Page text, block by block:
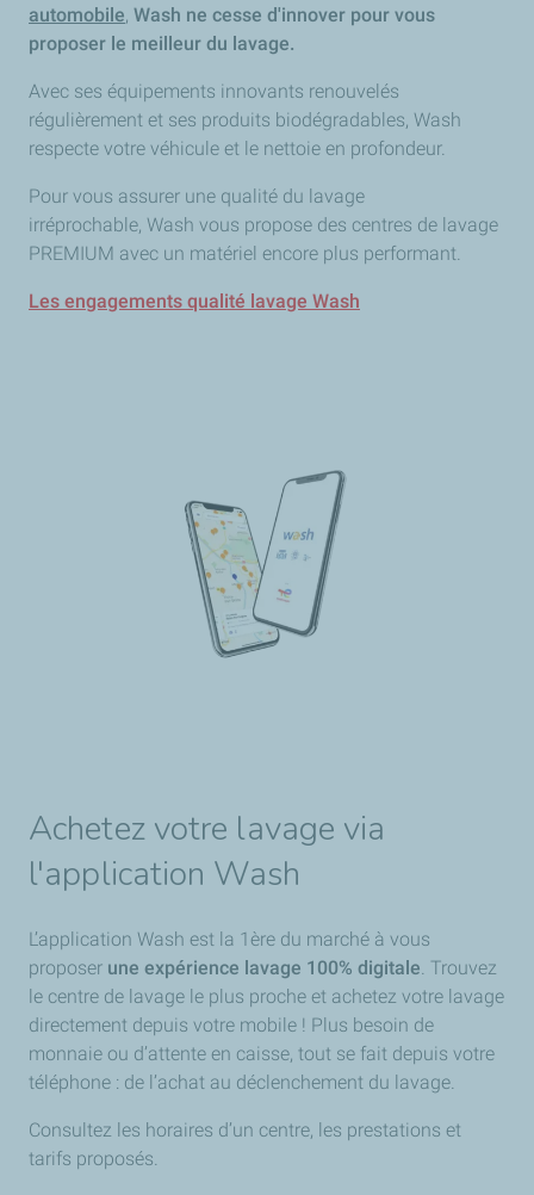
automobile, Wash ne cesse d'innover pour vous
proposer le meilleur du lavage.
Avec ses équipements innovants renouvelés
régulièrement et ses produits biodégradables, Wash
respecte votre véhicule et le nettoie en profondeur.
Pour vous assurer une qualité du lavage
irréprochable, Wash vous propose des centres de lavage
PREMIUM avec un matériel encore plus performant.
Les engagements qualité lavage Wash
Achetez votre lavage via
l'application Wash
L’application Wash est la 1ère du marché à vous
proposer une expérience lavage 100% digitale. Trouvez
le centre de lavage le plus proche et achetez votre lavage
directement depuis votre mobile ! Plus besoin de
monnaie ou d’attente en caisse, tout se fait depuis votre
téléphone : de l’achat au déclenchement du lavage.
Consultez les horaires d’un centre, les prestations et
tarifs proposés.